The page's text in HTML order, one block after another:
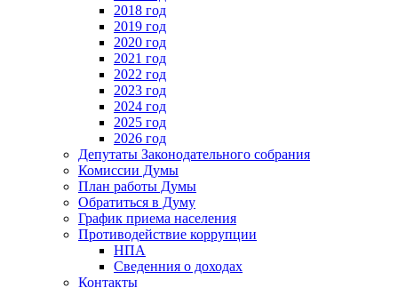
2018 год
2019 год
2020 год
2021 год
2022 год
2023 год
2024 год
2025 год
2026 год
Депутаты Законодательного собрания
Комиссии Думы
План работы Думы
Обратиться в Думу
График приема населения
Противодействие коррупции
НПА
Сведенния о доходах
Контакты